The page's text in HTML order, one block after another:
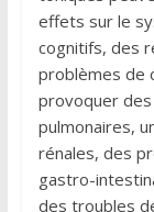
effets sur le
cognitifs, des
problèmes de
provoquer des
pulmonaires,
rénales, des
gastro-
des troubles